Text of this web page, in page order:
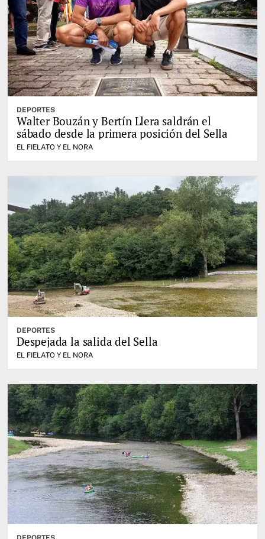
DEPORTES
Walter Bouzán y Bertín Llera saldrán el
sábado desde la primera posición del Sella
EL FIELATO Y EL NORA
DEPORTES
Despejada la salida del Sella
EL FIELATO Y EL NORA